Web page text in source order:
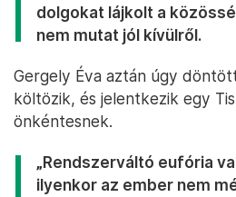
dolgokat lájkolt a
nem mutat jól kívülről.
Gergely Éva aztán úgy
költözik, és jelentkezik egy
önkéntesnek.
„Rendszerváltó eufória
ilyenkor az ember nem